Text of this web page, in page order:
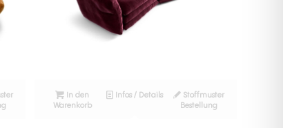
In den
Warenkorb
Infos / Details
Stoffmuster
Bestellung